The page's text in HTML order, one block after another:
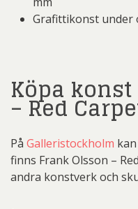
Grafittikonst under
Köpa
– Red
På Galleristockholm
finns Frank Olsson –
andra konstverk och